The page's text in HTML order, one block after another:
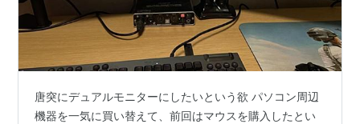
唐突にデュアルモニターにしたいという欲 パソコン周辺
機器を一気に買い替えて、前回はマウスを購入したとい